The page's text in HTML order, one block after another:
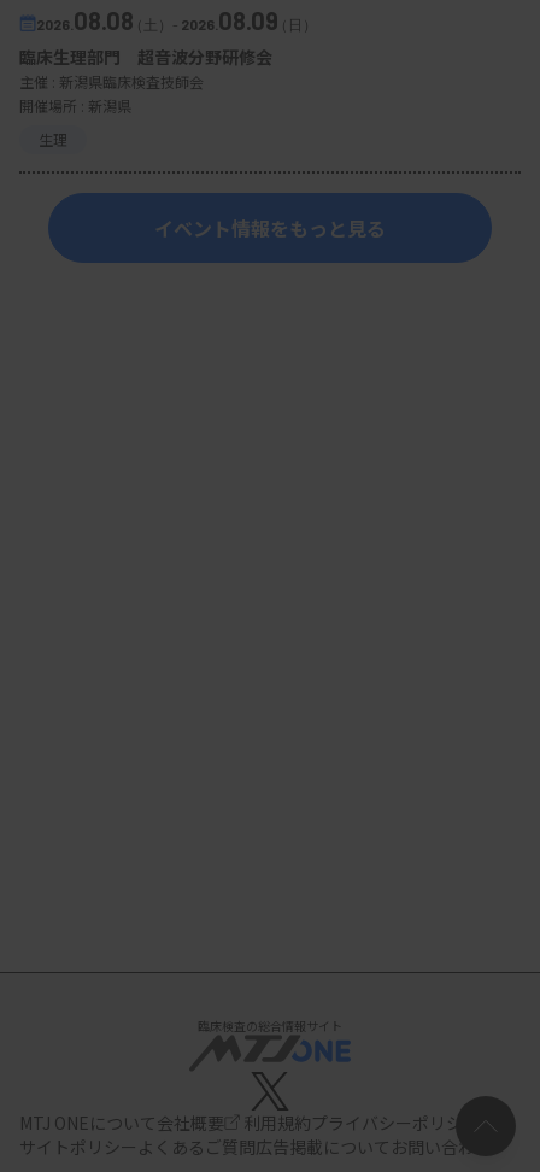
2026. 08.08（土） - 2026. 08.09（日）
臨床生理部門 超音波分野研修会
主催 : 新潟県臨床検査技師会
開催場所 : 新潟県
生理
イベント情報をもっと見る
臨床検査の総合情報サイト
MTJ ONEについて会社概要 利用規約プライバシーポリシー
サイトポリシー よくあるご質問広告掲載について お問い合わせ